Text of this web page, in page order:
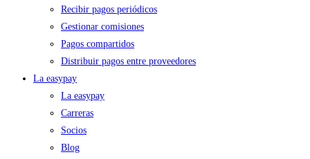
Recibir pagos periódicos
Gestionar comisiones
Pagos compartidos
Distribuir pagos entre proveedores
La easypay
La easypay
Carreras
Socios
Blog